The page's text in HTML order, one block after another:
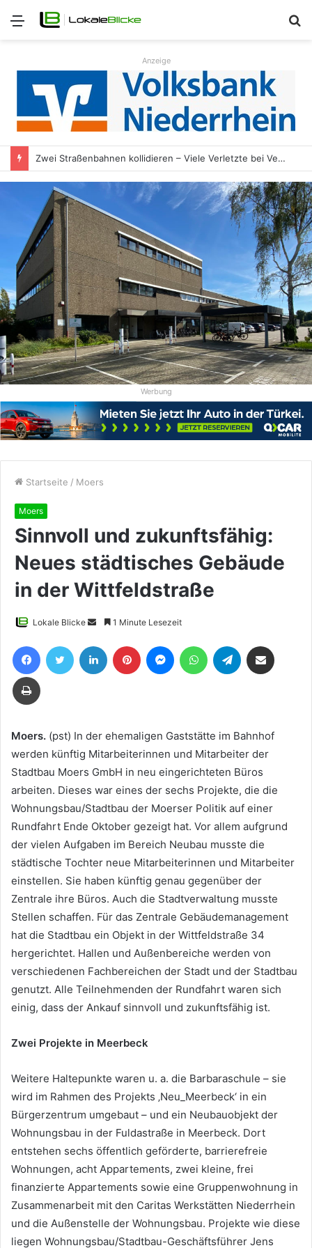
Menü
Anzeige
Zwei Straßenbahnen kollidieren – Viele Verletzte bei Verkehrsunfall
Werbung
Startseite / Moers
Moers
Sinnvoll und zukunftsfähig:
Neues städtisches Gebäude
in der Wittfeldstraße
Lokale Blicke
Sende
eine
E-
1 Minute Lesezeit
FacebookTwitter LinkedIn Pinterest MessengerWhatsAppTelegram
Drucken
Moers. (pst) In der ehemaligen Gaststätte im Bahnhof
werden künftig Mitarbeiterinnen und Mitarbeiter der
Stadtbau Moers GmbH in neu eingerichteten Büros
arbeiten. Dieses war eines der sechs Projekte, die die
Wohnungsbau/Stadtbau der Moerser Politik auf einer
Rundfahrt Ende Oktober gezeigt hat. Vor allem aufgrund
der vielen Aufgaben im Bereich Neubau musste die
städtische Tochter neue Mitarbeiterinnen und Mitarbeiter
einstellen. Sie haben künftig genau gegenüber der
Zentrale ihre Büros. Auch die Stadtverwaltung musste
Stellen schaffen. Für das Zentrale Gebäudemanagement
hat die Stadtbau ein Objekt in der Wittfeldstraße 34
hergerichtet. Hallen und Außenbereiche werden von
verschiedenen Fachbereichen der Stadt und der Stadtbau
genutzt. Alle Teilnehmenden der Rundfahrt waren sich
einig, dass der Ankauf sinnvoll und zukunftsfähig ist.
Zwei Projekte in Meerbeck
Weitere Haltepunkte waren u. a. die Barbaraschule – sie
wird im Rahmen des Projekts ‚Neu_Meerbeck‘ in ein
Bürgerzentrum umgebaut – und ein Neubauobjekt der
Wohnungsbau in der Fuldastraße in Meerbeck. Dort
entstehen sechs öffentlich geförderte, barrierefreie
Wohnungen, acht Appartements, zwei kleine, frei
finanzierte Appartements sowie eine Gruppenwohnung in
Zusammenarbeit mit den Caritas Werkstätten Niederrhein
und die Außenstelle der Wohnungsbau. Projekte wie diese
liegen Wohnungsbau/Stadtbau-Geschäftsführer Jens